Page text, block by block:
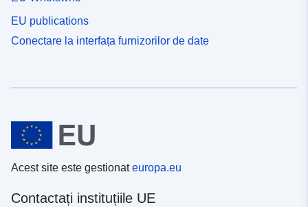
EU publications
Conectare la interfața furnizorilor de date
Acest site este gestionateuropa.eu
Contactați instituțiile UE